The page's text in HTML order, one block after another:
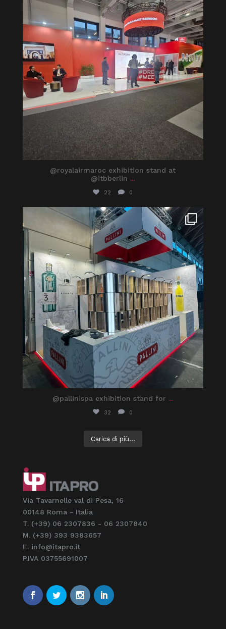
@royalairmaroc exhibition stand at
@itbberlin ...
22 0
itaprosrl
Feb 27
@pallinispa exhibition stand for ...
32 0
Carica di più...
Via Tavarnelle val di Pesa, 16
00148 Roma - Italia
T. (+39) 06 2307836 - 06 2307840
M. (+39) 393 9383657
E. info@itapro.it
P.IVA 03755691007